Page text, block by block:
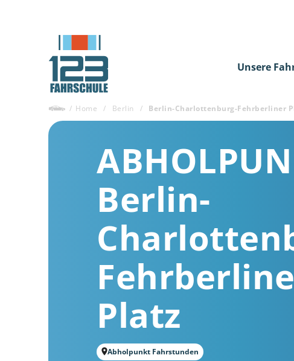
Unsere
/ Home / Berlin / Berlin-Charlottenburg-Fehrberliner
Berlin-
Platz
Abholpunkt Fahrstunden